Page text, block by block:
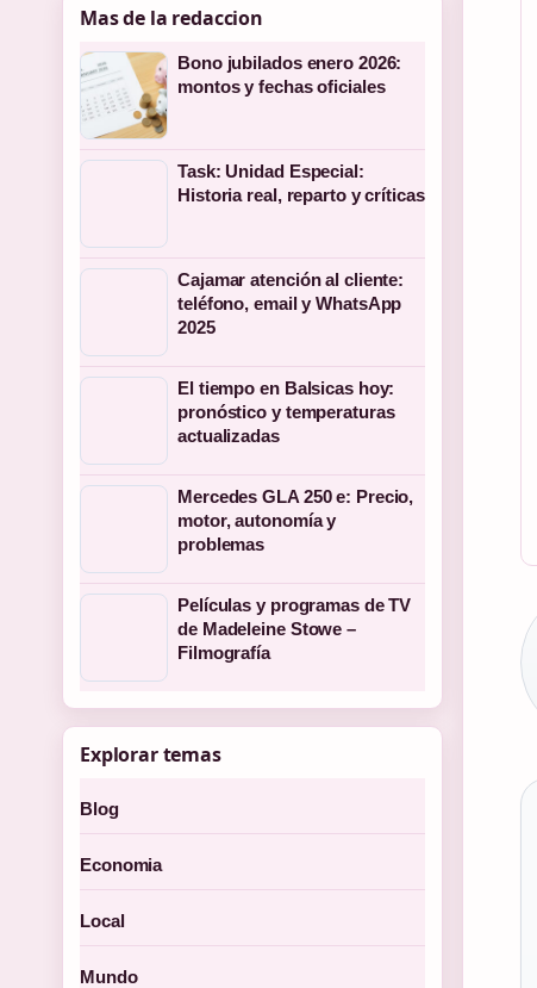
Mas de la redaccion
Bono jubilados enero 2026:
montos y fechas oficiales
Task: Unidad Especial:
Historia real, reparto y críticas
Cajamar atención al cliente:
teléfono, email y WhatsApp
2025
El tiempo en Balsicas hoy:
pronóstico y temperaturas
actualizadas
Mercedes GLA 250 e: Precio,
motor, autonomía y
problemas
Películas y programas de TV
de Madeleine Stowe –
Filmografía
Explorar temas
Blog
Economia
Local
Mundo